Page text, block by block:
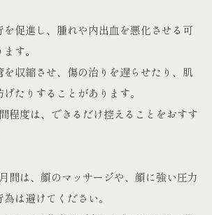
を促進し、腫れや内出血を悪化させる可
す。
を収縮させ、傷の治りを遅らせたり、肌
たりすることがあります。
程度は、できるだけ控えることをおすす
間は、顔のマッサージや、顔に強い圧力
は避けてください。